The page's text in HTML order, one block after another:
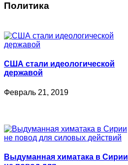
Политика
США стали идеологической
державой
Февраль 21, 2019
Выдуманная химатака в Сирии